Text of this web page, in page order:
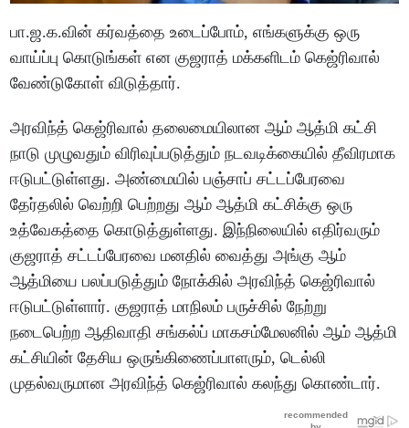
பா.ஜ.க.வின் கர்வத்தை உடைப்போம், எங்களுக்கு ஒரு
வாய்ப்பு கொடுங்கள் என குஜராத் மக்களிடம் கெஜ்ரிவால்
வேண்டுகோள் விடுத்தார்.
அரவிந்த் கெஜ்ரிவால் தலைமையிலான ஆம் ஆத்மி கட்சி
நாடு முழுவதும் விரிவுப்படுத்தும் நடவடிக்கையில் தீவிரமாக
ஈடுபட்டுள்ளது. அண்மையில் பஞ்சாப் சட்டப்பேரவை
தேர்தலில் வெற்றி பெற்றது ஆம் ஆத்மி கட்சிக்கு ஒரு
உத்வேகத்தை கொடுத்துள்ளது. இந்நிலையில் எதிர்வரும்
குஜராத் சட்டப்பேரவை மனதில் வைத்து அங்கு ஆம்
ஆத்மியை பலப்படுத்தும் நோக்கில் அரவிந்த் கெஜ்ரிவால்
ஈடுபட்டுள்ளார். குஜராத் மாநிலம் பருச்சில் நேற்று
நடைபெற்ற ஆதிவாதி சங்கல்ப் மாகசம்மேலனில் ஆம் ஆத்மி
கட்சியின் தேசிய ஒருங்கிணைப்பாளரும், டெல்லி
முதல்வருமான அரவிந்த் கெஜ்ரிவால் கலந்து கொண்டார்.